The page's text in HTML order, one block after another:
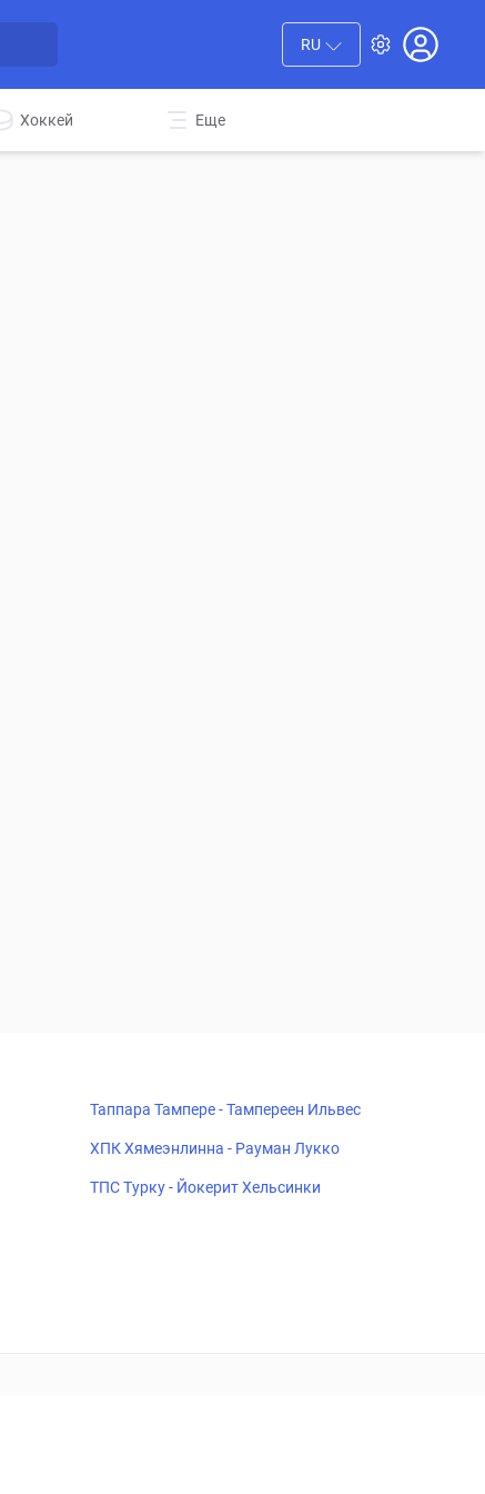
RU
Хоккей Еще
Таппара Тампере - Тампереен Ильвес
ХПК Хямеэнлинна - Рауман Лукко
ТПС Турку - Йокерит Хельсинки